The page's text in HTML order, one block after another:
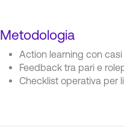
Metodologia
Action learning con
Feedback tra pari e
Checklist operativa per